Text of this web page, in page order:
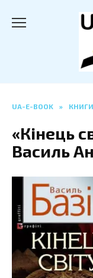
UA-E-BOOK » КНИГИ
«Кінець
Василь